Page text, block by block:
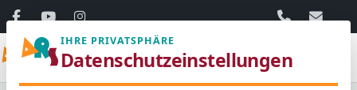
06103 / 30
IHRE PRIVATSPHÄRE
Datenschutzeinstellungen